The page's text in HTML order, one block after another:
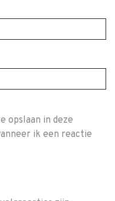
opslaan in deze
ik een reactie